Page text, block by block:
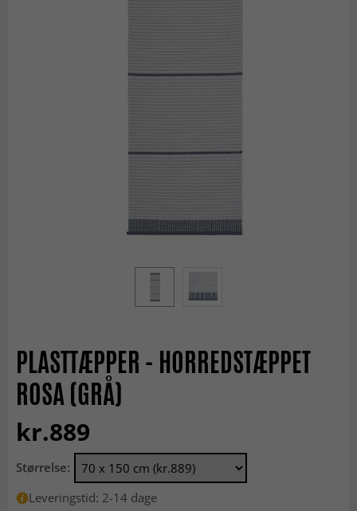
PLASTTÆPPER - HORREDSTÆPPET
ROSA (GRÅ)
kr.889
Størrelse:
Leveringstid: 2-14 dage